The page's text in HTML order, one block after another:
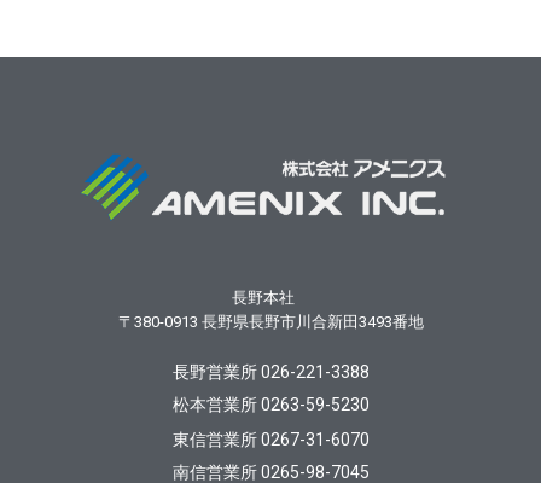
長野本社
〒380-0913 長野県長野市川合新田3493番地
長野営業所 026-221-3388
松本営業所 0263-59-5230
東信営業所 0267-31-6070
南信営業所 0265-98-7045